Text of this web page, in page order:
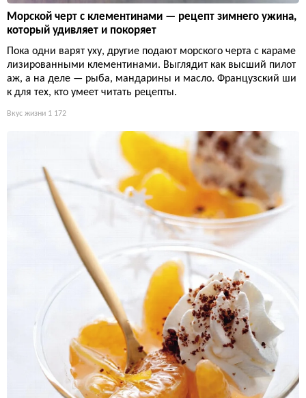
Морской черт с клементинами — рецепт зимнего ужина,
который удивляет и покоряет
Пока одни варят уху, другие подают морского черта с караме
лизированными клементинами. Выглядит как высший пилот
аж, а на деле — рыба, мандарины и масло. Французский ши
к для тех, кто умеет читать рецепты.
Вкус жизни 1 172